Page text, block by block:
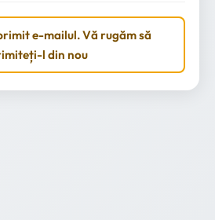
e-mailul. Vă rugăm să
l din nou